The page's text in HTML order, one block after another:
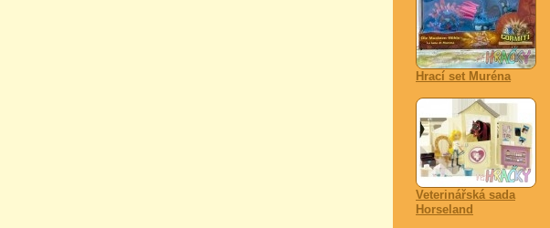
Hrací set Muréna
Veterinářská sada
Horseland